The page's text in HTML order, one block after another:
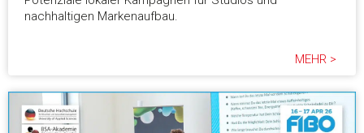
nachhaltigen Markenaufbau.
MEHR >